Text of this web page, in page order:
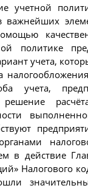
учетной
важнейших
политике
учета,
учета,
решение
в действие
Налогового